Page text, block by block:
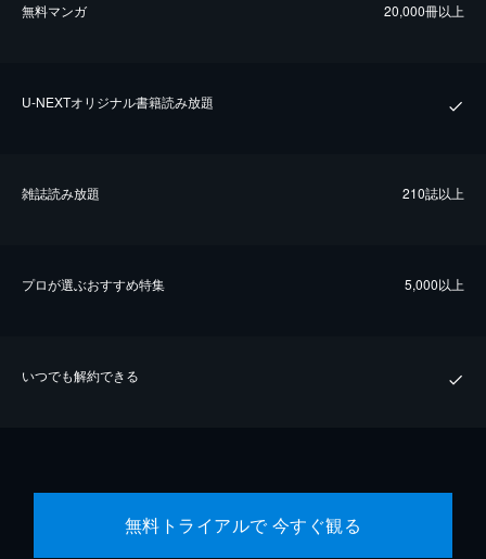
無料マンガ 20,000冊以上
U-NEXTオリジナル書籍読み放題
雑誌読み放題 210誌以上
プロが選ぶおすすめ特集 5,000以上
いつでも解約できる
無料トライアルで 今すぐ観る